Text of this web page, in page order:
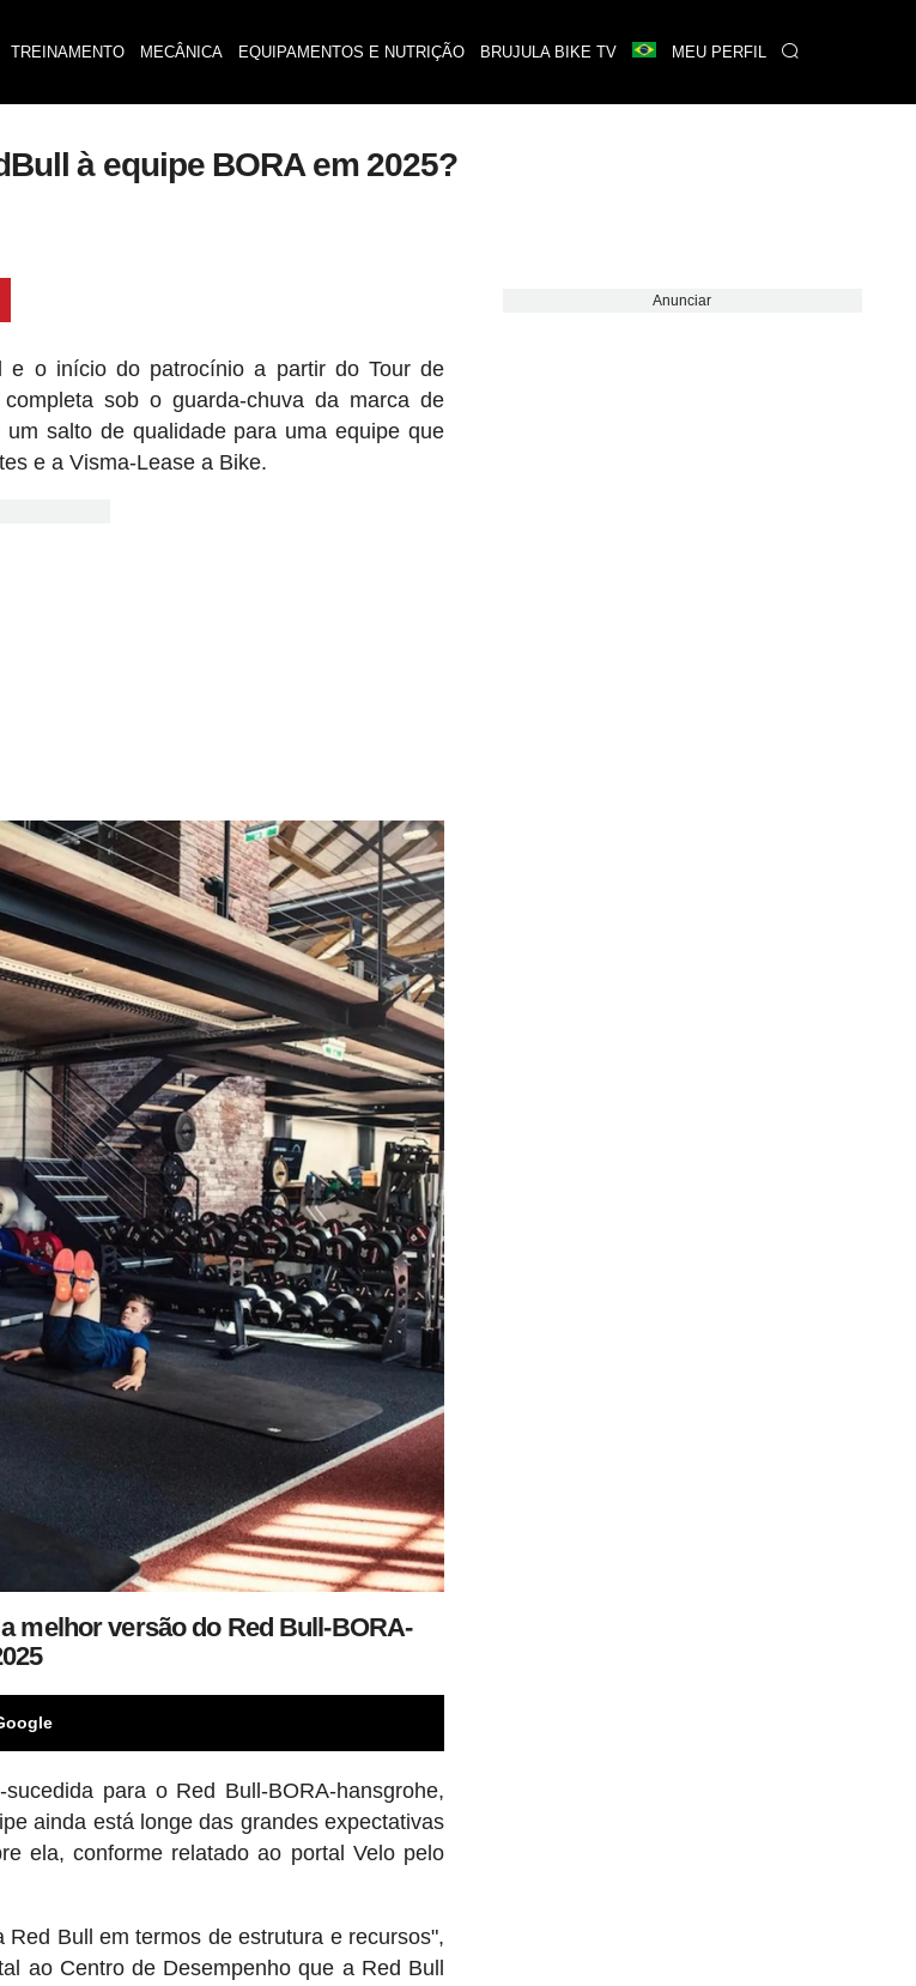
TREINAMENTO MECÂNICA EQUIPAMENTOS E NUTRIÇÃO BRUJULA BIKE TV MEU PERFIL
à equipe BORA em 2025?
e o início do patrocínio a partir do Tour de
sob o guarda-chuva da marca de
salto de qualidade para uma equipe que
e a Visma-Lease a Bike.
melhor versão do Red Bull-BORA-
para o Red Bull-BORA-hansgrohe,
ainda está longe das grandes expectativas
ela, conforme relatado ao portal Velo pelo
Bull em termos de estrutura e recursos",
ao Centro de Desempenho que a Red Bull
Anunciar